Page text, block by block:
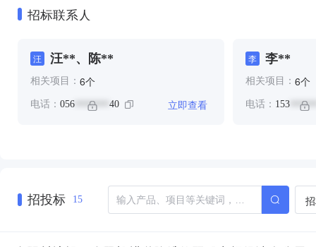
招标联系人
汪 汪**、陈**
相关项目： 6个
电话： 056 ******* 40 立即查看
李 李**
相关项目： 6个
电话： 153
招投标 15